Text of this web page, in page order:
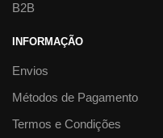
B2B
INFORMAÇÃO
Envios
Métodos de Pagamento
Termos e Condições